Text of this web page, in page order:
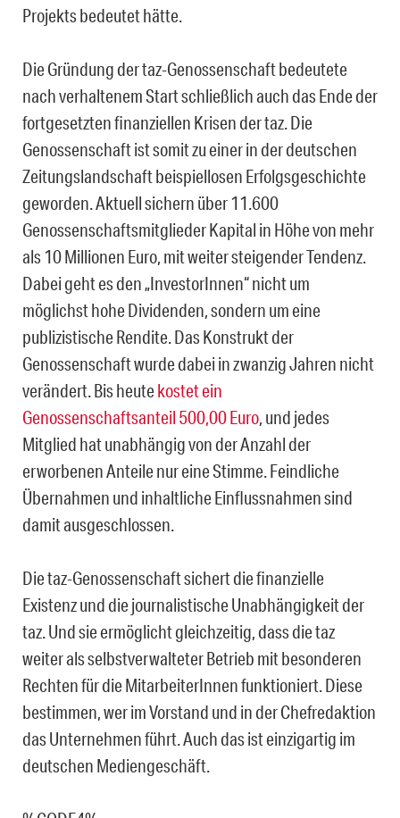
Projekts bedeutet hätte.
Die Gründung der taz-Genossenschaft bedeutete
nach verhaltenem Start schließlich auch das Ende der
fortgesetzten finanziellen Krisen der taz. Die
Genossenschaft ist somit zu einer in der deutschen
Zeitungslandschaft beispiellosen Erfolgsgeschichte
geworden. Aktuell sichern über 11.600
Genossenschaftsmitglieder Kapital in Höhe von mehr
als 10 Millionen Euro, mit weiter steigender Tendenz.
Dabei geht es den „InvestorInnen“ nicht um
möglichst hohe Dividenden, sondern um eine
publizistische Rendite. Das Konstrukt der
Genossenschaft wurde dabei in zwanzig Jahren nicht
verändert. Bis heutekostet ein
Genossenschaftsanteil 500,00 Euro, und jedes
Mitglied hat unabhängig von der Anzahl der
erworbenen Anteile nur eine Stimme. Feindliche
Übernahmen und inhaltliche Einflussnahmen sind
damit ausgeschlossen.
Die taz-Genossenschaft sichert die finanzielle
Existenz und die journalistische Unabhängigkeit der
taz. Und sie ermöglicht gleichzeitig, dass die taz
weiter als selbstverwalteter Betrieb mit besonderen
Rechten für die MitarbeiterInnen funktioniert. Diese
bestimmen, wer im Vorstand und in der Chefredaktion
das Unternehmen führt. Auch das ist einzigartig im
deutschen Mediengeschäft.